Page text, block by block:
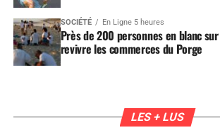
SOCIÉTÉ En Ligne 5 heures
Près de 200 personnes en blanc
revivre les commerces du Porge
LES + LUS